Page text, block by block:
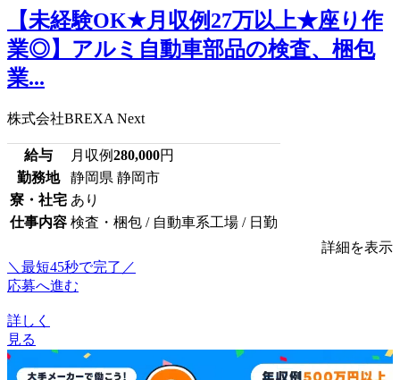
【未経験OK★月収例27万以上★座り作
業◎】アルミ自動車部品の検査、梱包
業...
株式会社BREXA Next
給与 月収例280,000円
勤務地
静岡県 静岡市
寮・社宅 あり
仕事内容 検査・梱包 / 自動車系工場 / 日勤
詳細を表示
＼最短45秒で完了／
応募へ進む
詳しく
見る